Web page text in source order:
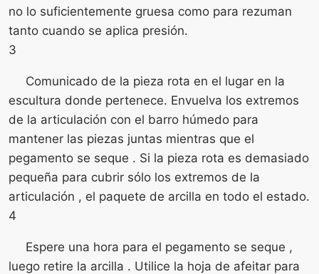
no lo suficientemente gruesa como para rezuman
tanto cuando se aplica presión.
3
Comunicado de la pieza rota en el lugar en la
escultura donde pertenece. Envuelva los extremos
de la articulación con el barro húmedo para
mantener las piezas juntas mientras que el
pegamento se seque . Si la pieza rota es demasiado
pequeña para cubrir sólo los extremos de la
articulación , el paquete de arcilla en todo el estado.
4
Espere una hora para el pegamento se seque ,
luego retire la arcilla . Utilice la hoja de afeitar para